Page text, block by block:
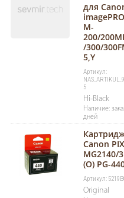
для
M-
200/
/300/
5,Y
Артикул:
5
Hi-Black
Наличие:
дней
Canon
MG2140/
(O) PG-
Артикул:
Original